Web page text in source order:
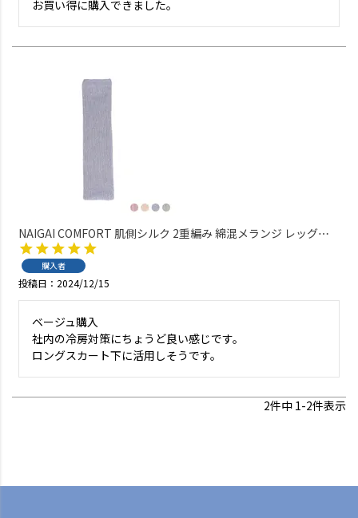
NAIGAI COMFORT 肌側シルク 2重編み 綿混メランジ レッグウ
ォーマー レディース 03022806
購入者
投稿日 2024/12/15
ベージュ購入
社内の冷房対策にちょうど良い感じです。
ロングスカート下に活用しそうです。
2件中 1-2件表示